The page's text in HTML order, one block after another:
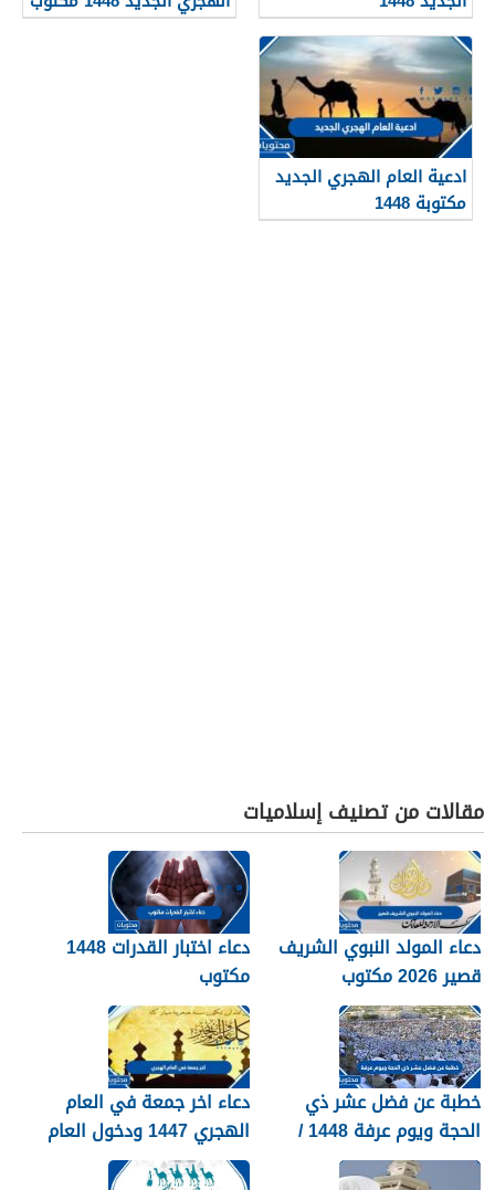
ادعية العام الهجري الجديد
مكتوبة 1448
مقالات من تصنيف إسلاميات
دعاء المولد النبوي الشريف
قصير 2026 مكتوب
دعاء اختبار القدرات 1448
مكتوب
خطبة عن فضل عشر ذي
الحجة ويوم عرفة 1448 /
2026
دعاء اخر جمعة في العام
الهجري 1447 ودخول العام
الجديد 1448